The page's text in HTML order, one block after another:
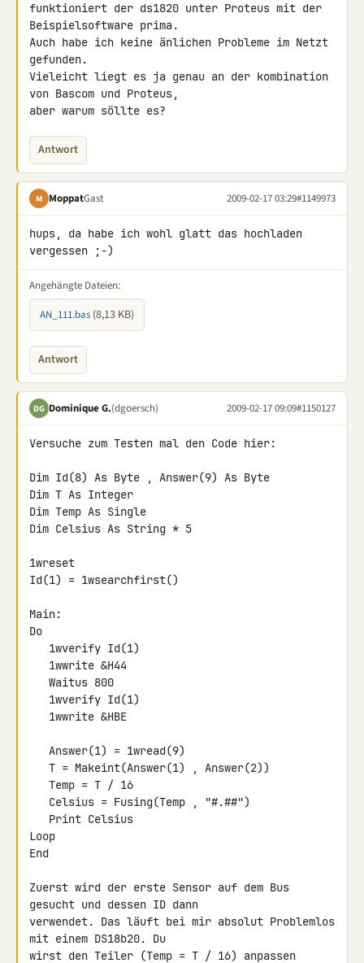
funktioniert der ds1820 unter Proteus mit der
Beispielsoftware prima.
Auch habe ich keine änlichen Probleme im Netzt
gefunden.
Vieleicht liegt es ja genau an der kombination
von Bascom und Proteus,
aber warum söllte es?
Antwort
M MoppatGast 2009-02-17 03:29#1149973
hups, da habe ich wohl glatt das hochladen
vergessen ;-)
Angehängte Dateien:
AN_111.bas (8,13 KB)
Antwort
DG Dominique G.(dgoersch) 2009-02-17 09:09#1150127
Versuche zum Testen mal den Code hier:
Dim Id(8) As Byte , Answer(9) As Byte
Dim T As Integer
Dim Temp As Single
Dim Celsius As String * 5
1wreset
Id(1) = 1wsearchfirst()
Main:
Do
Loop
End
Zuerst wird der erste Sensor auf dem Bus
gesucht und dessen ID dann
verwendet. Das läuft bei mir absolut Problemlos
mit einem DS18b20. Du
wirst den Teiler (Temp = T / 16) anpassen